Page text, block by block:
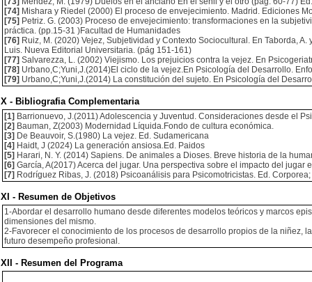
[74] Mishara y Riedel (2000) El proceso de envejecimiento. Madrid. Ediciones
[75] Petriz. G. (2003) Proceso de envejecimiento: transformaciones en la
práctica. (pp.15-31 )Facultad de Humanidades
[76] Ruiz, M. (2020) Vejez, Subjetividad y Contexto Sociocultural. En Taborda,
Luis. Nueva Editorial Universitaria. (pág 151-161)
[77] Salvarezza, L. (2002) Viejismo. Los prejuicios contra la vejez. En
[78] Urbano,C;Yuni,J.(2014)El ciclo de la vejez.En Psicología del Desarrollo.
[79] Urbano,C;Yuni,J.(2014) La constitución del sujeto. En Psicología del
X - Bibliografia Complementaria
[1] Barrionuevo, J.(2011) Adolescencia y Juventud. Consideraciones desde el
[2] Bauman, Z(2003) Modernidad Líquida.Fondo de cultura económica.
[3] De Beauvoir, S.(1980) La vejez. Ed. Sudamericana
[4] Haidt, J (2024) La generación ansiosa.Ed. Paidos
[5] Harari, N. Y. (2014) Sapiens. De animales a Dioses. Breve historia de la
[6] García, A(2017) Acerca del jugar. Una perspectiva sobre el impacto del jugar
[7] Rodríguez Ribas, J. (2018) Psicoanálisis para Psicomotricistas. Ed. Corporea;
XI - Resumen de Objetivos
1-Abordar el desarrollo humano desde diferentes modelos teóricos y marcos
dimensiones del mismo.
2-Favorecer el conocimiento de los procesos de desarrollo propios de la niñez,
futuro desempeño profesional.
XII - Resumen del Programa